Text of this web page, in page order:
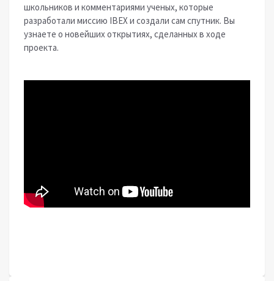
школьников и комментариями ученых, которые
разработали миссию IBEX и создали сам спутник. Вы
узнаете о новейших открытиях, сделанных в ходе
проекта.